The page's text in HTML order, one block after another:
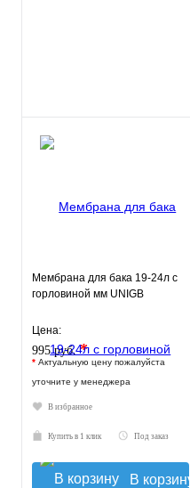
Мембрана для бака 19-24л с
горловиной мм UNIGB
Цена:
995 руб.*
* Актуальную цену пожалуйста
уточните у менеджера
В избранное
Купить в 1 клик Под заказ
В корзину